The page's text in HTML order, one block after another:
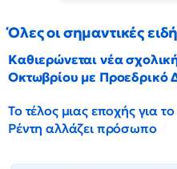
Όλες οι σημαντικές
Καθιερώνεται νέα
Οκτωβρίου με Προεδρικό
Το τέλος μιας εποχής για
Ρέντη αλλάζει πρόσωπο